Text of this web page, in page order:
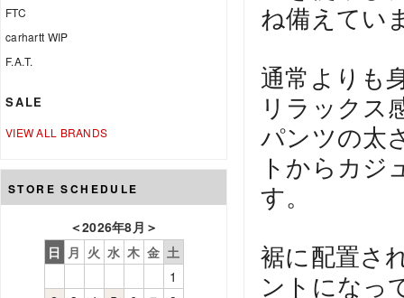
FTC
carhartt WIP
F.A.T.
SALE
VIEW ALL BRANDS
STORE SCHEDULE
＜2026年8月 ＞
日 月 火 水 木 金 土
1
ね備えてい
通常よりも
リラックス
パンツの太
トからカジ
す。
裾に配置さ
ントになっ